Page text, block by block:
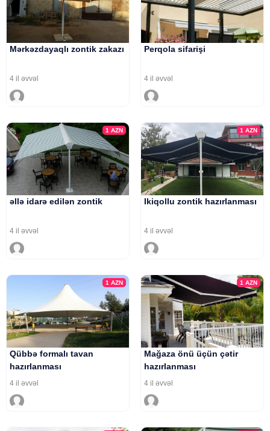
Mərkəzdayaqlı zontik zakazı
4 il əvvəl
Perqola sifarişi
4 il əvvəl
1AZN
əllə idarə edilən zontik
4 il əvvəl
1 AZN
Ikiqollu zontik hazırlanması
4 il əvvəl
1AZN
Qübbə formalı tavan
hazırlanması
4 il əvvəl
1 AZN
Mağaza önü üçün çətir
hazırlanması
4 il əvvəl